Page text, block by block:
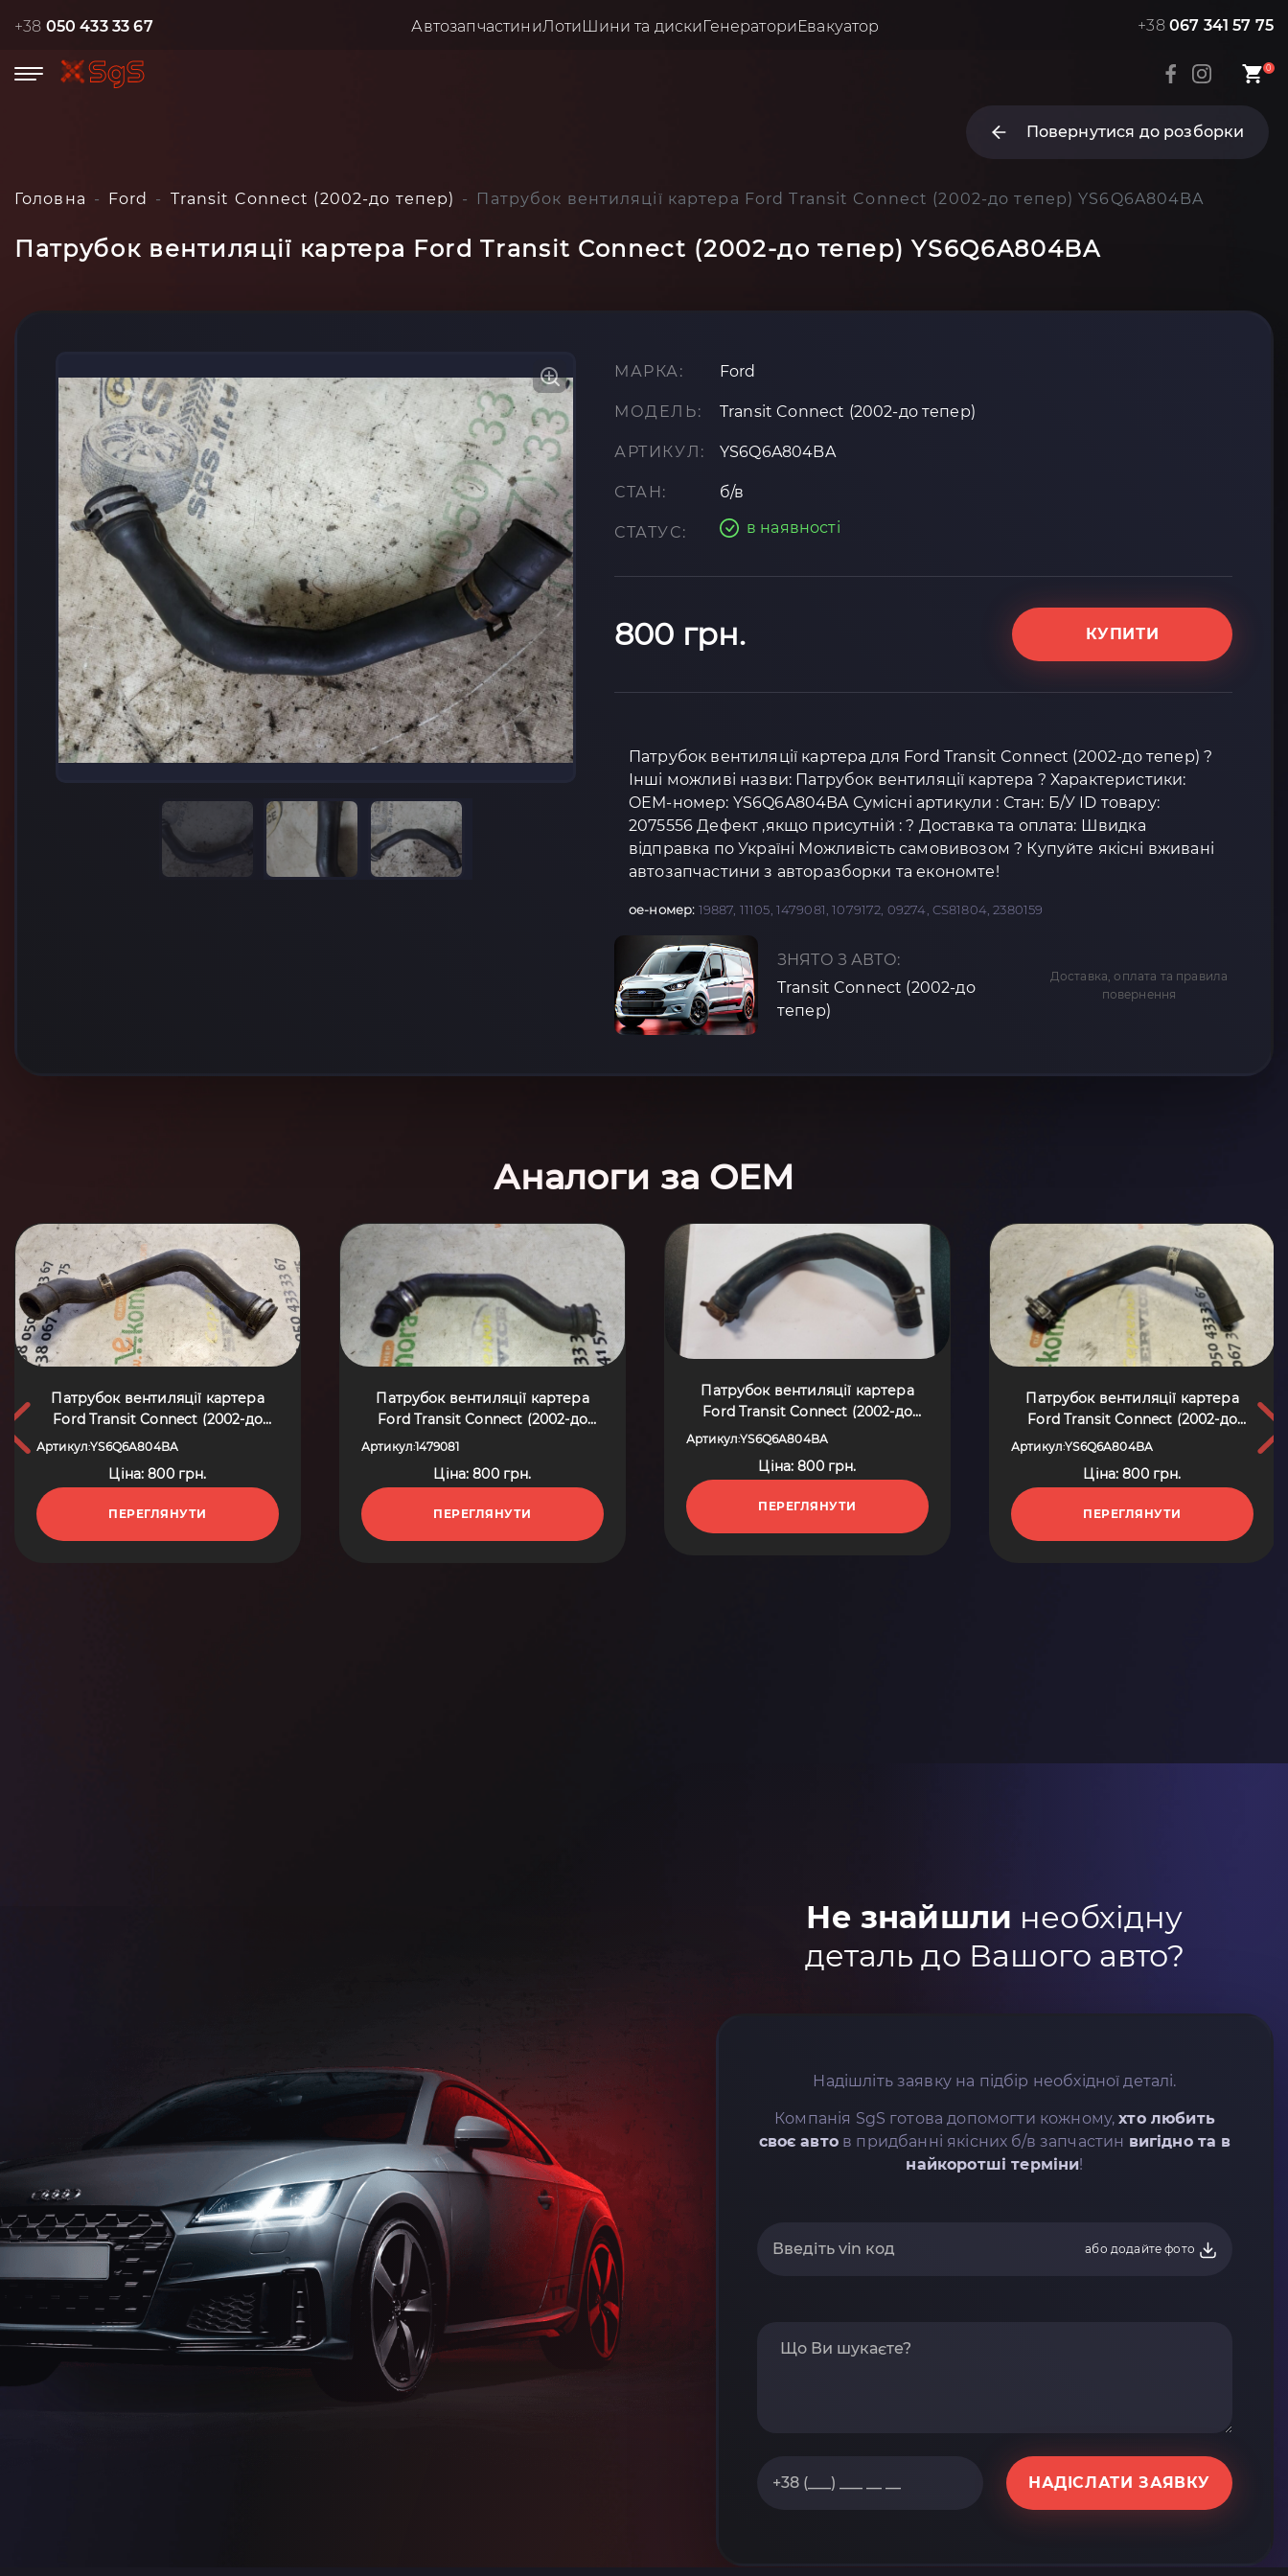
+38 050 433 33 67 АвтозапчастиниЛотиШини та дискиГенераториЕвакуатор +38 067 341 57 75
0
Повернутися до розборки
Головна Ford Transit Connect (2002-до тепер) Патрубок вентиляції картера Ford Transit Connect (2002-до тепер) YS6Q6A804BA
Патрубок вентиляції картера Ford Transit Connect (2002-до тепер) YS6Q6A804BA
МАРКА: Ford
МОДЕЛЬ: Transit Connect (2002-до тепер)
АРТИКУЛ: YS6Q6A804BA
СТАН: б/в
СТАТУС: в наявності
800 грн. КУПИТИ
Патрубок вентиляції картера для Ford Transit Connect (2002-до тепер) ?
Інші можливі назви: Патрубок вентиляції картера ? Характеристики:
OEM-номер: YS6Q6A804BA Сумісні артикули : Стан: Б/У ID товару:
2075556 Дефект ,якщо присутній : ? Доставка та оплата: Швидка
відправка по Україні Можливість самовивозом ? Купуйте якісні вживані
автозапчастини з авторазборки та економте!
oe-номер: 19887, 11105, 1479081, 1079172, 09274, CS81804, 2380159
ЗНЯТО З АВТО:
Transit Connect (2002-до
тепер)
Доставка, оплата та правила
повернення
Аналоги за OEM
Патрубок вентиляції картера
Ford Transit Connect (2002-до
тепер) YS6Q6A804BA
Артикул:YS6Q6A804BA
Ціна: 800 грн.
ПЕРЕГЛЯНУТИ
Патрубок вентиляції картера
Ford Transit Connect (2002-до
тепер) 1479081
Артикул:1479081
Ціна: 800 грн.
ПЕРЕГЛЯНУТИ
Патрубок вентиляції картера
Ford Transit Connect (2002-до
тепер) YS6Q6A804BA
Артикул:YS6Q6A804BA
Ціна: 800 грн.
ПЕРЕГЛЯНУТИ
Патрубок вентиляції картера
Ford Transit Connect (2002-до
тепер) YS6Q6A804BA
Артикул:YS6Q6A804BA
Ціна: 800 грн.
ПЕРЕГЛЯНУТИ
Не знайшли необхідну
деталь до Вашого авто?
Надішліть заявку на підбір необхідної деталі.
Компанія SgS готова допомогти кожному,хто любить
своє автов придбанні якісних б/в запчастин вигідно та в
найкоротші терміни!
або додайте фото
НАДІСЛАТИ ЗАЯВКУ